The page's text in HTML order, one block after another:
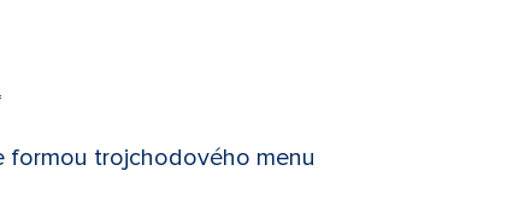
formou trojchodového menu